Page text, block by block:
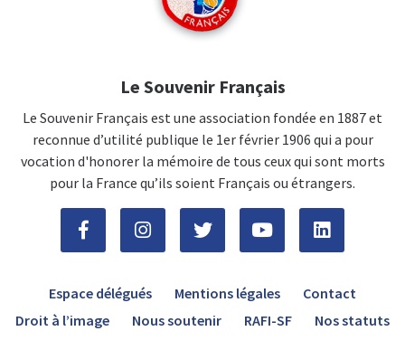
Le Souvenir Français
Le Souvenir Français est une association fondée en 1887 et
reconnue d’utilité publique le 1er février 1906 qui a pour
vocation d'honorer la mémoire de tous ceux qui sont morts
pour la France qu’ils soient Français ou étrangers.
Espace délégués Mentions légales
Contact
Droit à l’image
Nous soutenir RAFI-SF Nos statuts